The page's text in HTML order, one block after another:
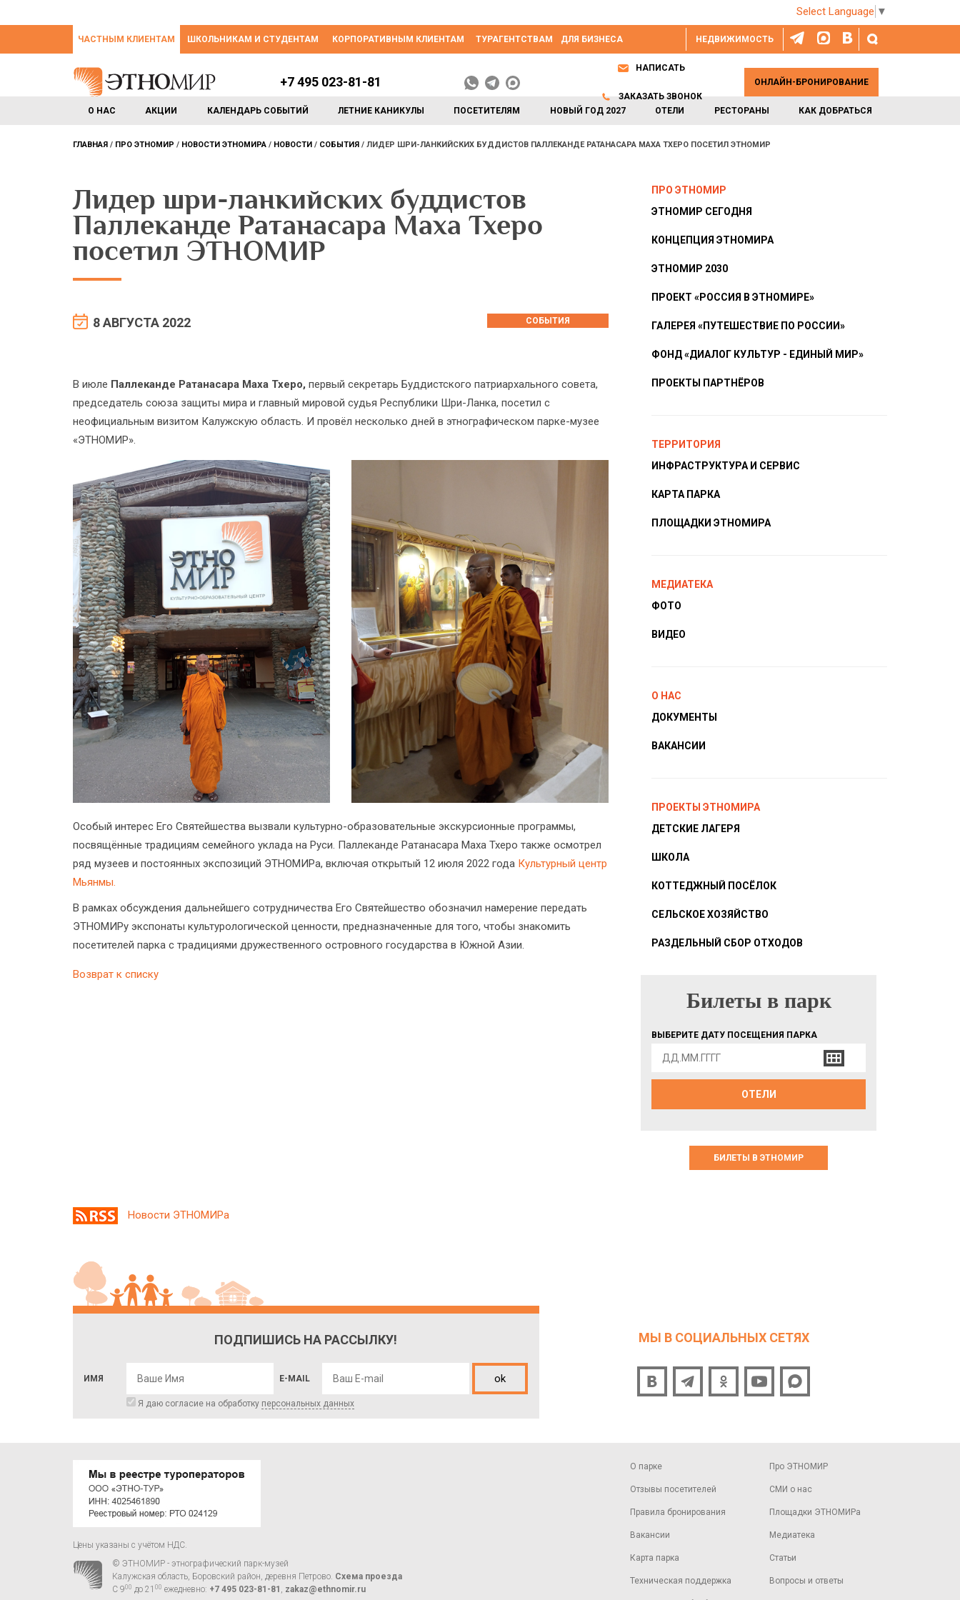
Select Language ▼
НЕДВИЖИМОСТЬ
ЧАСТНЫМ КЛИЕНТАМ ШКОЛЬНИКАМ И СТУДЕНТАМ КОРПОРАТИВНЫМ КЛИЕНТАМ ТУРАГЕНТСТВАМ ДЛЯ БИЗНЕСА
О НАС АКЦИИ КАЛЕНДАРЬ СОБЫТИЙ ЛЕТНИЕ КАНИКУЛЫ ПОСЕТИТЕЛЯМ НОВЫЙ ГОД 2027 ОТЕЛИ РЕСТОРАНЫ КАК ДОБРАТЬСЯ
+7 495 023-81-81
НАПИСАТЬ
ЗАКАЗАТЬ ЗВОНОК
ОНЛАЙН-БРОНИРОВАНИЕ
ГЛАВНАЯ ПРО ЭТНОМИР НОВОСТИ ЭТНОМИРА НОВОСТИ СОБЫТИЯ ЛИДЕР ШРИ-ЛАНКИЙСКИХ БУДДИСТОВ ПАЛЛЕКАНДЕ РАТАНАСАРА МАХА ТХЕРО ПОСЕТИЛ ЭТНОМИР
Лидер шри-ланкийских буддистов
Паллеканде Ратанасара Маха Тхеро
посетил ЭТНОМИР
8 АВГУСТА 2022 СОБЫТИЯ
В июле Паллеканде Ратанасара Маха Тхеро, первый секретарь Буддистского патриархального совета,
председатель союза защиты мира и главный мировой судья Республики Шри-Ланка, посетил с
неофициальным визитом Калужскую область. И провёл несколько дней в этнографическом парке-музее
«ЭТНОМИР».
Особый интерес Его Святейшества вызвали культурно-образовательные экскурсионные программы,
посвящённые традициям семейного уклада на Руси. Паллеканде Ратанасара Маха Тхеро также осмотрел
ряд музеев и постоянных экспозиций ЭТНОМИРа, включая открытый 12 июля 2022 года Культурный центр
Мьянмы.
В рамках обсуждения дальнейшего сотрудничества Его Святейшество обозначил намерение передать
ЭТНОМИРу экспонаты культурологической ценности, предназначенные для того, чтобы знакомить
посетителей парка с традициями дружественного островного государства в Южной Азии.
Возврат к списку
ПРО ЭТНОМИР
ЭТНОМИР СЕГОДНЯ
КОНЦЕПЦИЯ ЭТНОМИРА
ЭТНОМИР 2030
ПРОЕКТ «РОССИЯ В ЭТНОМИРЕ»
ГАЛЕРЕЯ «ПУТЕШЕСТВИЕ ПО РОССИИ»
ФОНД «ДИАЛОГ КУЛЬТУР - ЕДИНЫЙ МИР»
ПРОЕКТЫ ПАРТНЁРОВ
ТЕРРИТОРИЯ
ИНФРАСТРУКТУРА И СЕРВИС
КАРТА ПАРКА
ПЛОЩАДКИ ЭТНОМИРА
МЕДИАТЕКА
ФОТО
ВИДЕО
О НАС
ДОКУМЕНТЫ
ВАКАНСИИ
ПРОЕКТЫ ЭТНОМИРА
ДЕТСКИЕ ЛАГЕРЯ
ШКОЛА
КОТТЕДЖНЫЙ ПОСЁЛОК
СЕЛЬСКОЕ ХОЗЯЙСТВО
РАЗДЕЛЬНЫЙ СБОР ОТХОДОВ
БИЛЕТЫ В ПАРК
Билеты в парк
ВЫБЕРИТЕ ДАТУ ПОСЕЩЕНИЯ ПАРКА
ОТЕЛИ
БИЛЕТЫ В ЭТНОМИР
Новости ЭТНОМИРа
ПОДПИШИСЬ НА РАССЫЛКУ!
ИМЯ E-MAIL ok
Я даю согласие на обработку персональных данных
МЫ В СОЦИАЛЬНЫХ СЕТЯХ
О парке
Отзывы посетителей
Правила бронирования
Вакансии
Карта парка
Техническая поддержка
Про ЭТНОМИР
СМИ о нас
Площадки ЭТНОМИРа
Медиатека
Статьи
Вопросы и ответы
Цены указаны с учётом НДС.
© ЭТНОМИР - этнографический парк-музей
Калужская область, Боровский район, деревня Петрово. Схема проезда
С 900 до 21 00 ежедневно: +7 495 023-81-81 , zakaz@ethnomir.ru